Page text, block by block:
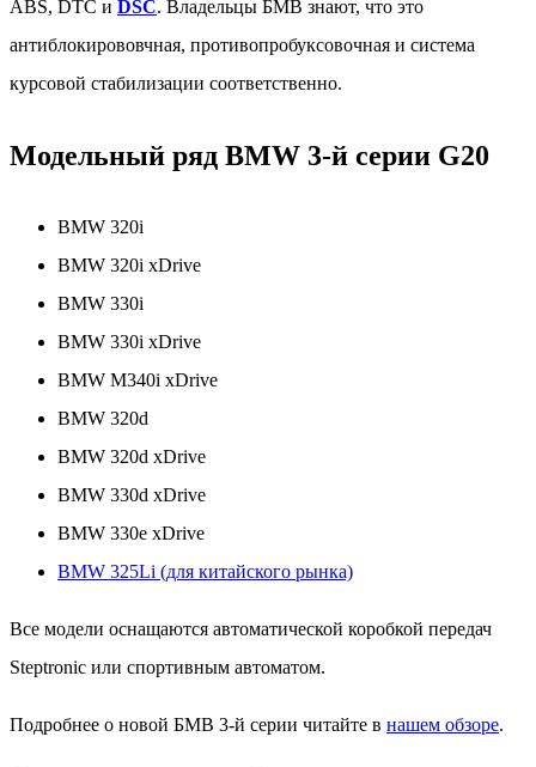
ABS, DTC и DSC. Владельцы БМВ знают, что это
антиблокирововчная, противопробуксовочная и система
курсовой стабилизации соответственно.
Модельный ряд BMW 3-й серии G20
BMW 320i
BMW 320i xDrive
BMW 330i
BMW 330i xDrive
BMW M340i xDrive
BMW 320d
BMW 320d xDrive
BMW 330d xDrive
BMW 330e xDrive
BMW 325Li (для китайского рынка)
Все модели оснащаются автоматической коробкой передач
Steptronic или спортивным автоматом.
Подробнее о новой БМВ 3-й серии читайте в нашем обзоре.